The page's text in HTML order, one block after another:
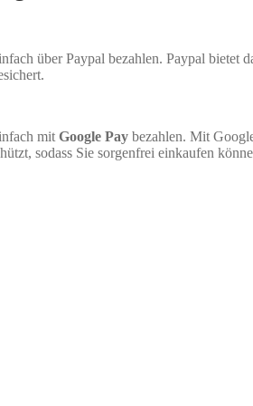
über Paypal bezahlen. Paypal
mit Google Pay bezahlen. Mit
sodass Sie sorgenfrei einkaufen